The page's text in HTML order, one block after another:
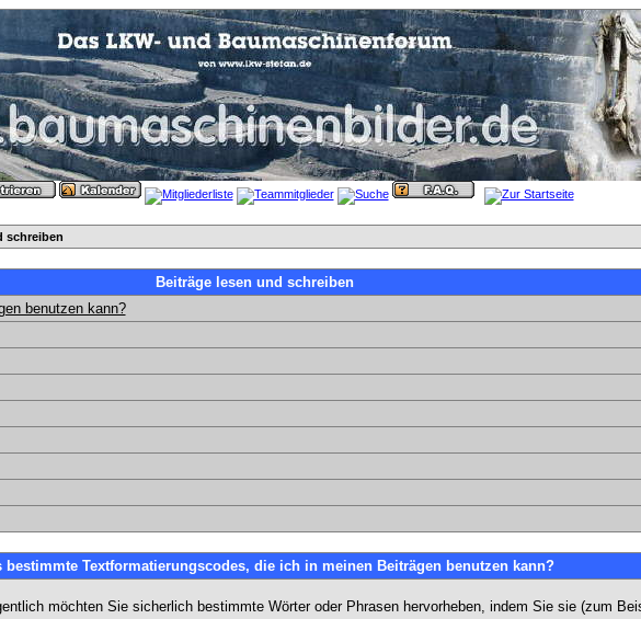
schreiben
Beiträge lesen und schreiben
benutzen kann?
bestimmte Textformatierungscodes, die ich in meinen Beiträgen benutzen kann?
möchten Sie sicherlich bestimmte Wörter oder Phrasen hervorheben, indem Sie sie (zum